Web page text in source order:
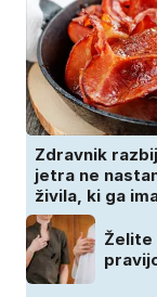
Zdravnik
jetra ne
živila, ki ga
Želite